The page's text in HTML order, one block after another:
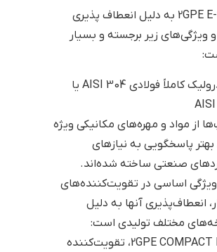
مدل 2GPE E-SPD به دلیل انعطاف پذیری
ویژگی‌های زیر برجسته و بسیار
هیدرولیک کاملاً فولادی AISI 304 یا
AISI
از مواد و مهره‌های مکانیکی ویژه
بهتر پاسخگویی به نیازهای
صنعتی ساخته شده‌اند.
اساسی در تقویت‌کننده‌های
انعطاف‌پذیری آنها به دلیل
مختلف تولیدی است:
2GPE COMPACT E-SPD، تقویت‌کننده